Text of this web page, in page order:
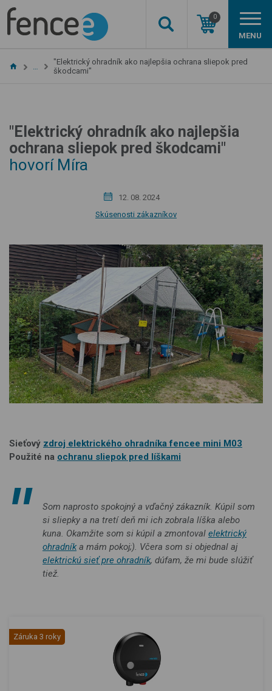
0
MENU
…
"Elektrický ohradník ako najlepšia ochrana sliepok pred
škodcami"
"Elektrický ohradník ako najlepšia
ochrana sliepok pred škodcami"
hovorí Míra
12. 08. 2024
Skúsenosti zákazníkov
Sieťový zdroj elektrického ohradníka fencee mini M03
Použité na ochranu sliepok pred líškami
Som naprosto spokojný a vďačný zákazník. Kúpil som
si sliepky a na tretí deň mi ich zobrala líška alebo
kuna. Okamžite som si kúpil a zmontoval elektrický
ohradníka mám pokoj;). Včera som si objednal aj
elektrickú sieť pre ohradník, dúfam, že mi bude slúžiť
tiež.
Záruka 3 roky